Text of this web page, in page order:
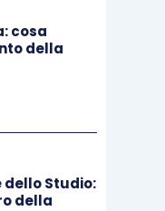
cosa
della
dello Studio:
della